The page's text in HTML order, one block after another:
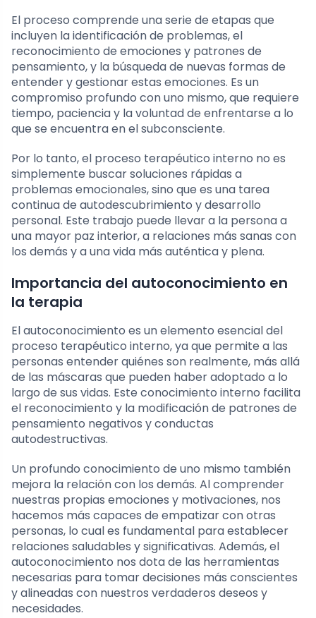
El proceso comprende una serie de etapas que
incluyen la identificación de problemas, el
reconocimiento de emociones y patrones de
pensamiento, y la búsqueda de nuevas formas de
entender y gestionar estas emociones. Es un
compromiso profundo con uno mismo, que requiere
tiempo, paciencia y la voluntad de enfrentarse a lo
que se encuentra en el subconsciente.
Por lo tanto, el proceso terapéutico interno no es
simplemente buscar soluciones rápidas a
problemas emocionales, sino que es una tarea
continua de autodescubrimiento y desarrollo
personal. Este trabajo puede llevar a la persona a
una mayor paz interior, a relaciones más sanas con
los demás y a una vida más auténtica y plena.
Importancia del autoconocimiento en
la terapia
El autoconocimiento es un elemento esencial del
proceso terapéutico interno, ya que permite a las
personas entender quiénes son realmente, más allá
de las máscaras que pueden haber adoptado a lo
largo de sus vidas. Este conocimiento interno facilita
el reconocimiento y la modificación de patrones de
pensamiento negativos y conductas
autodestructivas.
Un profundo conocimiento de uno mismo también
mejora la relación con los demás. Al comprender
nuestras propias emociones y motivaciones, nos
hacemos más capaces de empatizar con otras
personas, lo cual es fundamental para establecer
relaciones saludables y significativas. Además, el
autoconocimiento nos dota de las herramientas
necesarias para tomar decisiones más conscientes
y alineadas con nuestros verdaderos deseos y
necesidades.